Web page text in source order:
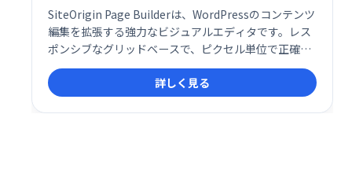
SiteOrigin Page Builderは、WordPressのコンテンツ
編集を拡張する強力なビジュアルエディタです。レス
ポンシブなグリッドベースで、ピクセル単位で正確な
ページ作成を可能にします。直感的な操作性で、モバ
イルにも対応した洗練されたウェブサイトを簡単に構
築できます。「家」「お問い合わせ」など、複雑なレ
イアウトも自由自在に作成できます。
詳しく見る